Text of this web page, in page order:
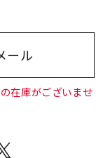
ール
在庫がございませ